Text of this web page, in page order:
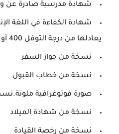
شهادة مدرسية صادرة عن
يعادلها من درجة التوفل 400 أو درجة 4.0 في اختبار ILETS))
نسخة من جواز السفر
نسخة من خطاب القبول
صورة فوتوغرافية
نسخة من شهادة الميلاد
نسخة من رخصة القيادة